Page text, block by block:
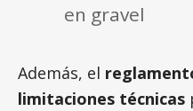
en gravel
Además, el
limitaciones técnicas